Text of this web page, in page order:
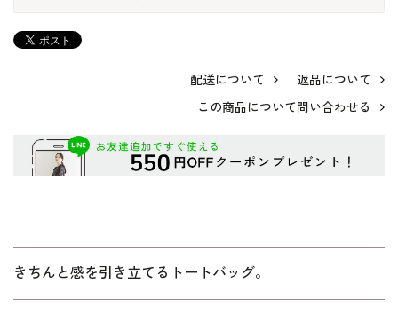
配送について
返品について
この商品について問い合わせる
きちんと感を引き立てるトートバッグ。